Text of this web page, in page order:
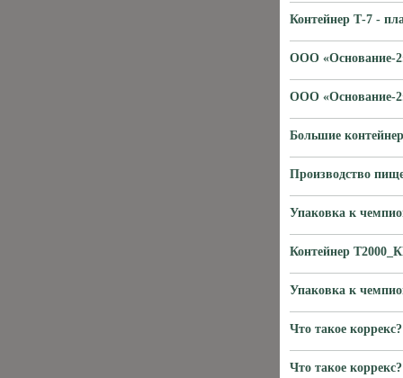
Контейнер Т-7 -
ООО «Основание-
ООО «Основание-
Большие
Производство
Упаковка к
Контейнер
Упаковка к
Что такое коррекс?
Что такое коррекс?